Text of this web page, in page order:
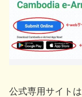
公式専用サイトは